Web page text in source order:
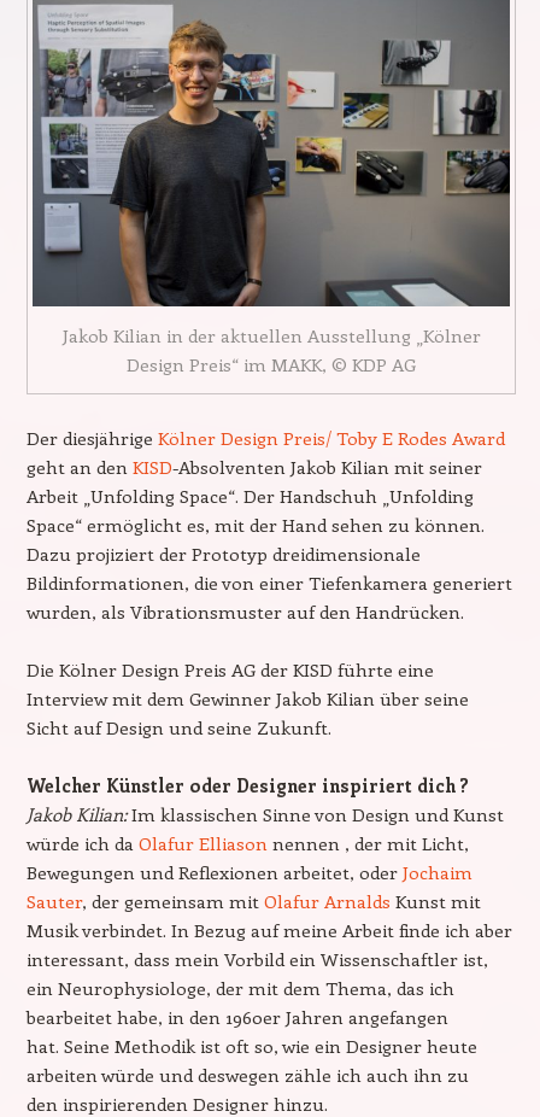
Jakob Kilian in der aktuellen Ausstellung „Kölner
Design Preis“ im MAKK, © KDP AG
Der diesjährige Kölner Design Preis/ Toby E Rodes Award
geht an den KISD-Absolventen Jakob Kilian mit seiner
Arbeit „Unfolding Space“. Der Handschuh „Unfolding
Space“ ermöglicht es, mit der Hand sehen zu können.
Dazu projiziert der Prototyp dreidimensionale
Bildinformationen, die von einer Tiefenkamera generiert
wurden, als Vibrationsmuster auf den Handrücken.
Die Kölner Design Preis AG der KISD führte eine
Interview mit dem Gewinner Jakob Kilian über seine
Sicht auf Design und seine Zukunft.
Welcher Künstler oder Designer inspiriert dich ?
Jakob Kilian:Im klassischen Sinne von Design und Kunst
würde ich da Olafur Elliason nennen , der mit Licht,
Bewegungen und Reflexionen arbeitet, oder Jochaim
Sauter, der gemeinsam mit Olafur Arnalds Kunst mit
Musik verbindet. In Bezug auf meine Arbeit finde ich aber
interessant, dass mein Vorbild ein Wissenschaftler ist,
ein Neurophysiologe, der mit dem Thema, das ich
bearbeitet habe, in den 1960er Jahren angefangen
hat. Seine Methodik ist oft so, wie ein Designer heute
arbeiten würde und deswegen zähle ich auch ihn zu
den inspirierenden Designer hinzu.